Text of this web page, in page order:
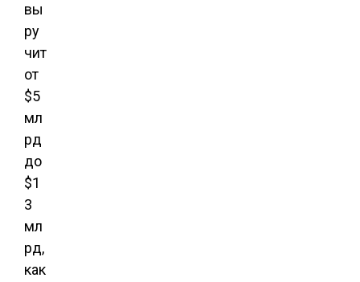
вы
ру
чит
от
$5
мл
рд
до
$1
3
мл
рд,
как